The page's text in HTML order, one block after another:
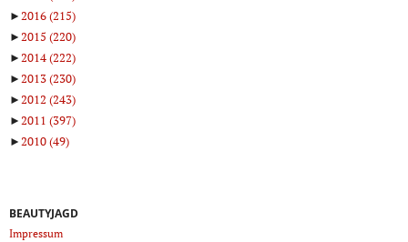
►2016(215)
►2015 (220)
►2014(222)
►2013(230)
►2012 (243)
►2011 (397)
►2010(49)
BEAUTYJAGD
Impressum